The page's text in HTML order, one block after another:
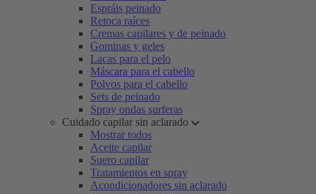
Espráis peinado
Retoca raíces
Cremas capilares y de peinado
Gominas y geles
Lacas para el pelo
Máscara para el cabello
Polvos para el cabello
Sets de peinado
Spray ondas surferas
Cuidado capilar sin aclarado
Mostrar todos
Aceite capilar
Suero capilar
Tratamientos en spray
Acondicionadores sin aclarado